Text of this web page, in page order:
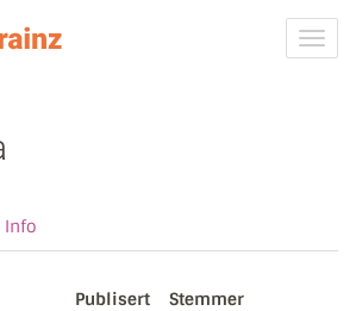
Skru
på
Info
Publisert
Stemmer